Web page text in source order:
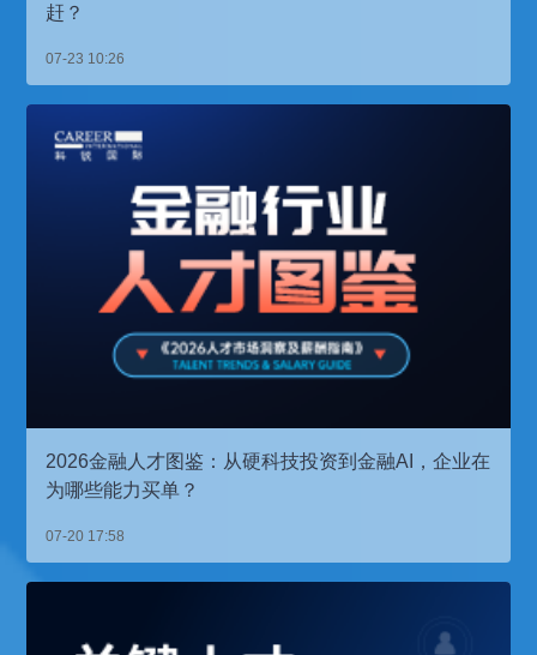
赶？
07-23 10:26
2026金融人才图鉴：从硬科技投资到金融AI，企业在
为哪些能力买单？
07-20 17:58